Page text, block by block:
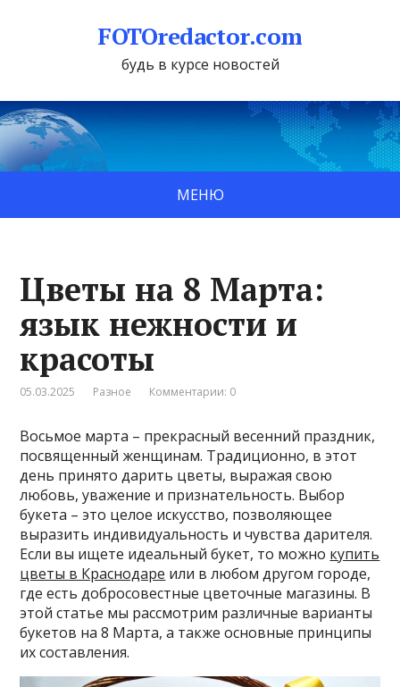
FOTOredactor.com
будь в курсе новостей
МЕНЮ
Цветы на 8 Марта:
язык нежности и
красоты
05.03.2025 Разное Комментарии: 0
Восьмое марта – прекрасный весенний праздник,
посвященный женщинам. Традиционно, в этот
день принято дарить цветы, выражая свою
любовь, уважение и признательность. Выбор
букета – это целое искусство, позволяющее
выразить индивидуальность и чувства дарителя.
Если вы ищете идеальный букет, то можно купить
цветы в Краснодаре или в любом другом городе,
где есть добросовестные цветочные магазины. В
этой статье мы рассмотрим различные варианты
букетов на 8 Марта, а также основные принципы
их составления.